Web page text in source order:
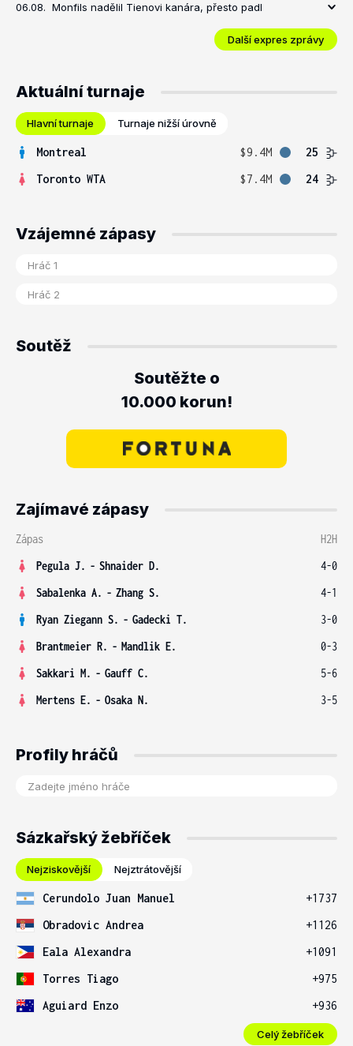
06.08. Monfils nadělil Tienovi kanára, přesto padl
Další expres zprávy
Aktuální turnaje
Hlavní turnaje Turnaje nižší úrovně
Montreal $9.4M
25
Toronto WTA
$7.4M 24
Vzájemné zápasy
Soutěž
Soutěžte o
10.000 korun!
Zajímavé zápasy
Zápas
H2H
Pegula J. - Shnaider D.
4-0
Sabalenka A. - Zhang S.
4-1
Ryan Ziegann S. - Gadecki T.
3-0
Brantmeier R. - Mandlik E.
0-3
Sakkari M. - Gauff C.
5-6
Mertens E. - Osaka N. 3-5
Profily hráčů
Sázkařský žebříček
Nejziskovější Nejztrátovější
Cerundolo Juan Manuel
+1737
Obradovic Andrea
+1126
Eala Alexandra
+1091
Torres Tiago
+975
Aguiard Enzo
+936
Celý žebříček